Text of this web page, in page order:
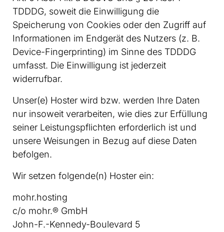
TDDDG, soweit die Einwilligung die
Speicherung von Cookies oder den Zugriff auf
Informationen im Endgerät des Nutzers (z. B.
Device-Fingerprinting) im Sinne des TDDDG
umfasst. Die Einwilligung ist jederzeit
widerrufbar.
Unser(e) Hoster wird bzw. werden Ihre Daten
nur insoweit verarbeiten, wie dies zur Erfüllung
seiner Leistungspflichten erforderlich ist und
unsere Weisungen in Bezug auf diese Daten
befolgen.
Wir setzen folgende(n) Hoster ein:
mohr.hosting
c/o mohr.® GmbH
John-F.-Kennedy-Boulevard 5